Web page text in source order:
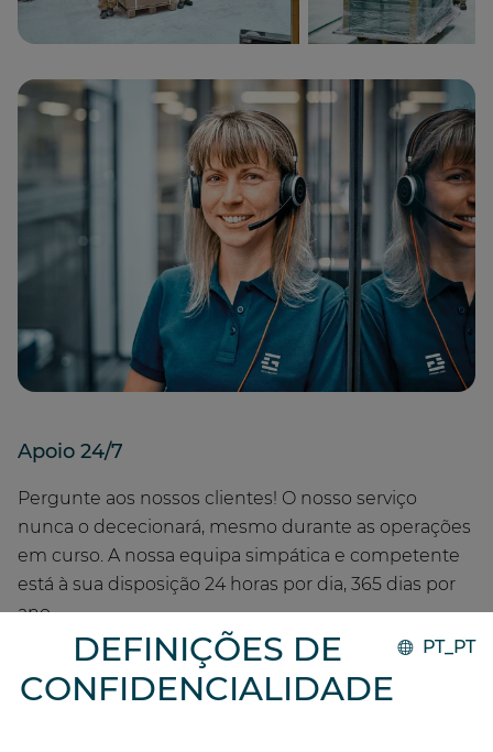
Apoio 24/7
Pergunte aos nossos clientes! O nosso serviço
nunca o dececionará, mesmo durante as operações
em curso. A nossa equipa simpática e competente
está à sua disposição 24 horas por dia, 365 dias por
ano.
Atenção: a sua chamada não será encaminhada
para um centro de atendimento qualquer, mas sim
DEFINIÇÕES DE
CONFIDENCIALIDADE
PT_PT